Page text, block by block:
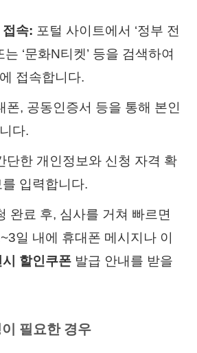
속: 포털 사이트에서 ‘정부 전
는 ‘문화N티켓’ 등을 검색하여
접속합니다.
폰, 공동인증서 등을 통해 본인
다.
단한 개인정보와 신청 자격 확
입력합니다.
완료 후, 심사를 거쳐 빠르면
일 내에 휴대폰 메시지나 이
할인쿠폰 발급 안내를 받을
필요한 경우